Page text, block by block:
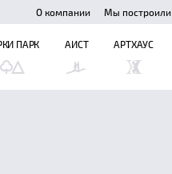
О компании Мы построили
ПАРК АИСТ АРТХАУС